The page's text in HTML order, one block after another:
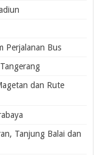
Perjalanan Bus
dan Rute
Tanjung Balai dan